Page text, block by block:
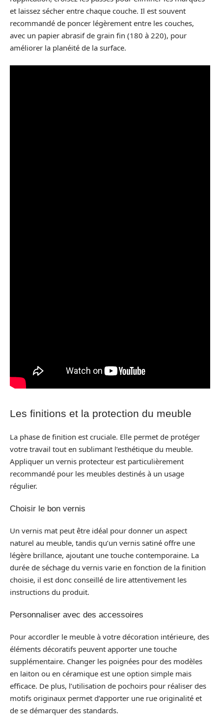
et laissez sécher entre chaque couche. Il est souvent
recommandé de poncer légèrement entre les couches,
avec un papier abrasif de grain fin (180 à 220), pour
améliorer la planéité de la surface.
Les finitions et la protection du meuble
La phase de finition est cruciale. Elle permet de protéger
votre travail tout en sublimant l’esthétique du meuble.
Appliquer un vernis protecteur est particulièrement
recommandé pour les meubles destinés à un usage
régulier.
Choisir le bon vernis
Un vernis mat peut être idéal pour donner un aspect
naturel au meuble, tandis qu’un vernis satiné offre une
légère brillance, ajoutant une touche contemporaine. La
durée de séchage du vernis varie en fonction de la finition
choisie, il est donc conseillé de lire attentivement les
instructions du produit.
Personnaliser avec des accessoires
Pour accordler le meuble à votre décoration intérieure, des
éléments décoratifs peuvent apporter une touche
supplémentaire. Changer les poignées pour des modèles
en laiton ou en céramique est une option simple mais
efficace. De plus, l’utilisation de pochoirs pour réaliser des
motifs originaux permet d’apporter une rue originalité et
de se démarquer des standards.